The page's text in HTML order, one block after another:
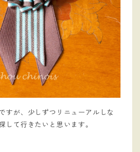
すが、少しずつリニューアルしな
して行きたいと思います。